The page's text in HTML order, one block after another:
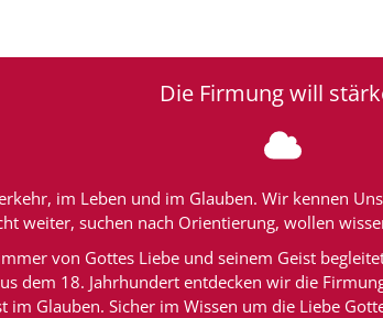
Die Firmung will
im Leben und im Glauben. Wir kennen
weiter, suchen nach Orientierung, wollen
von Gottes Liebe und seinem Geist
dem 18. Jahrhundert entdecken wir die
im Glauben. Sicher im Wissen um die Liebe